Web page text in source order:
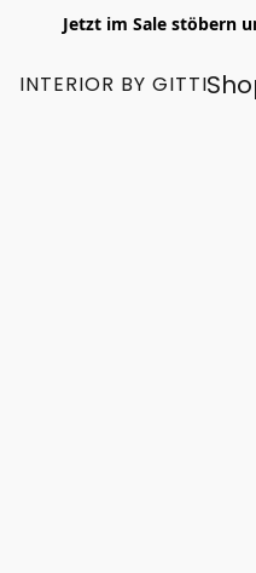
Jetzt im Sale stöbern
INTERIOR BY GITTI